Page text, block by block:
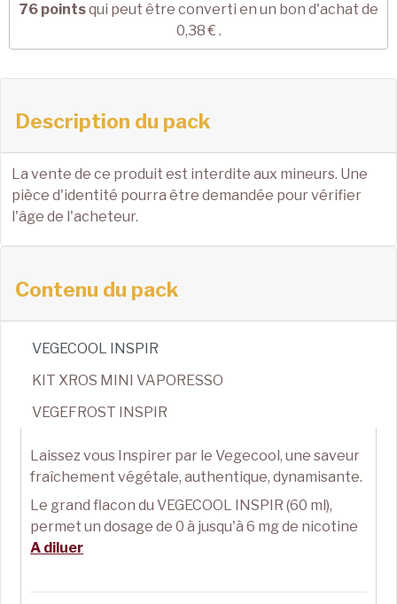
76pointsqui peut être converti en un bon d'achat de
0,38 € .
Description du pack
La vente de ce produit est interdite aux mineurs. Une
pièce d'identité pourra être demandée pour vérifier
l'âge de l'acheteur.
Contenu du pack
VEGECOOL INSPIR
KIT XROS MINI VAPORESSO
VEGEFROST INSPIR
Laissez vous Inspirer par le Vegecool, une saveur
fraîchement végétale, authentique, dynamisante.
Le grand flacon du VEGECOOL INSPIR (60 ml),
permet un dosage de 0 à jusqu'à 6 mg de nicotine
A diluer